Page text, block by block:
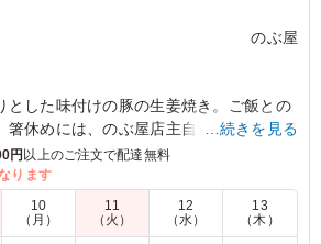
のぶ屋
とした味付けの豚の生姜焼き。ご飯との
箸休めには、のぶ屋店主自慢の副菜もお
豚の生姜焼き、しっかりと味がついて
…続きを見る
円 以上のご注文で配達無料
ります
10
（月）
11
（火）
12
（水）
13
（木）